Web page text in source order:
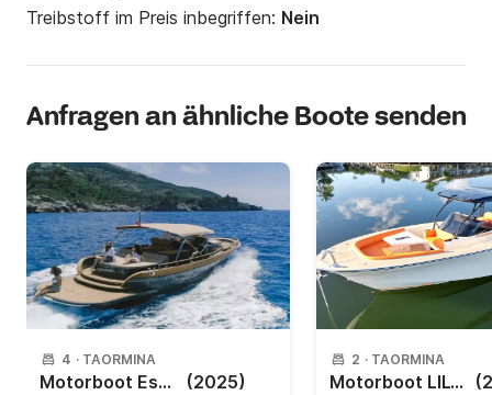
Treibstoff im Preis inbegriffen: Nein
Anfragen an ähnliche Boote senden
4 · TAORMINA
Motorboot Esposito Positano 38 740PS (2025)
2 · TAORMINA
Motorboot LILYBAEUM LIPARI 31 500PS